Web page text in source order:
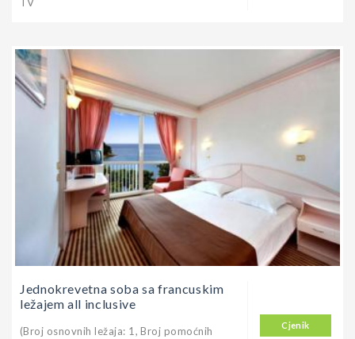
Jednokrevetna soba sa francuskim
ležajem all inclusive
(Broj osnovnih ležaja: 1, Broj pomoćnih
Cjenik